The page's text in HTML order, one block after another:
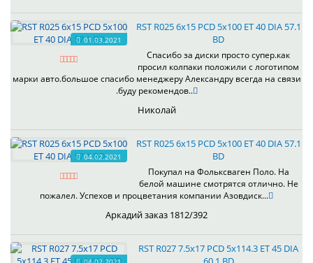
01.03.2021
RST R025 6x15 PCD 5x100 ET 40 DIA 57.1
BD
Спасибо за диски просто супер.как
просил колпаки положили с логотипом
марки авто.большое спасибо менеджеру Александру всегда на связи
.буду рекомендов..
Николай
04.02.2021
RST R025 6x15 PCD 5x100 ET 40 DIA 57.1
BD
Покупал на Фольксваген Поло. На
белой машине смотрятся отлично. Не
пожалел. Успехов и процветания компании Азовдиск...
Аркадий заказ 1812/392
RST R027 7.5x17 PCD 5x114.3 ET 45 DIA